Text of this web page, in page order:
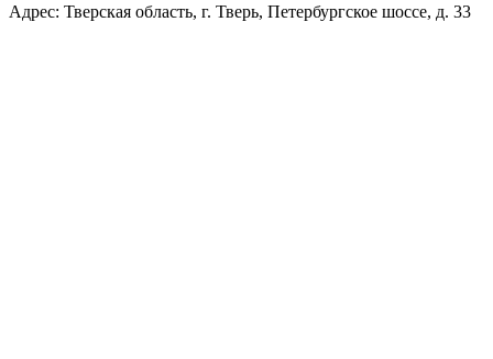
Адрес: Тверская область, г. Тверь, Петербургское шоссе, д. 33